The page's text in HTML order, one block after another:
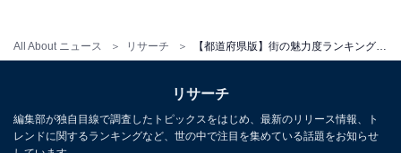
All About ニュース リサーチ
リサーチ
編集部が独自目線で調査したトピックスをはじめ、最新のリリース情報、ト
レンドに関するランキングなど、世の中で注目を集めている話題をお知らせ